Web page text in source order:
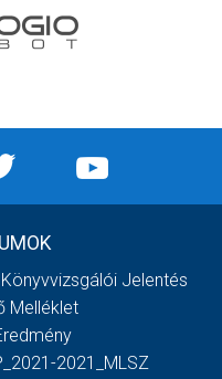
Jelentés
Melléklet
2021_MLSZ